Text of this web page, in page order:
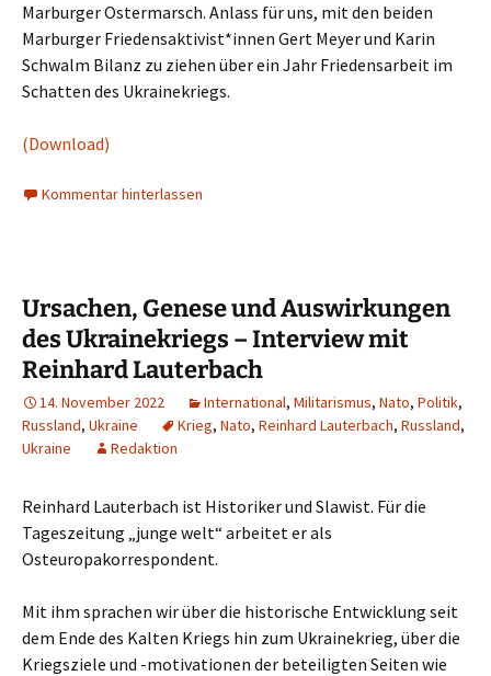
Marburger Ostermarsch. Anlass für uns, mit den beiden
Marburger Friedensaktivist*innen Gert Meyer und Karin
Schwalm Bilanz zu ziehen über ein Jahr Friedensarbeit im
Schatten des Ukrainekriegs.
(Download)
Kommentar hinterlassen
Ursachen, Genese und Auswirkungen
des Ukrainekriegs – Interview mit
Reinhard Lauterbach
14. November 2022 International, Militarismus, Nato, Politik,
Russland, Ukraine Krieg, Nato, Reinhard Lauterbach, Russland,
Ukraine
Redaktion
Reinhard Lauterbach ist Historiker und Slawist. Für die
Tageszeitung „junge welt“ arbeitet er als
Osteuropakorrespondent.
Mit ihm sprachen wir über die historische Entwicklung seit
dem Ende des Kalten Kriegs hin zum Ukrainekrieg, über die
Kriegsziele und -motivationen der beteiligten Seiten wie